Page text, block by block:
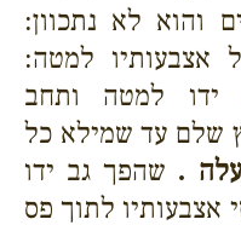
והוא לא נתכוון:
אצבעותיו למטה:
למטה ותחב
שלם עד שמילא כל
. שהפך גב ידו
אצבעותיו לתוך פס